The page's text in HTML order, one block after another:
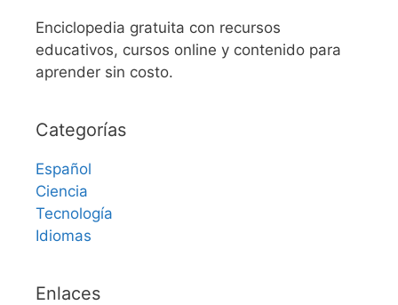
Enciclopedia gratuita con recursos
educativos, cursos online y contenido para
aprender sin costo.
Categorías
Español
Ciencia
Tecnología
Idiomas
Enlaces